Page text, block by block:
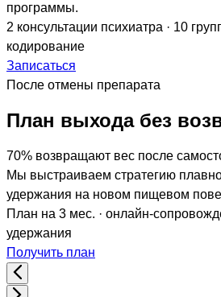
программы.
2 консультации психиатра · 10
кодирование
Записаться
После отмены препарата
План выхода без
70% возвращают вес после
Мы выстраиваем стратегию
удержания на новом пищевом
План на 3 мес. · онлайн-
удержания
Получить план